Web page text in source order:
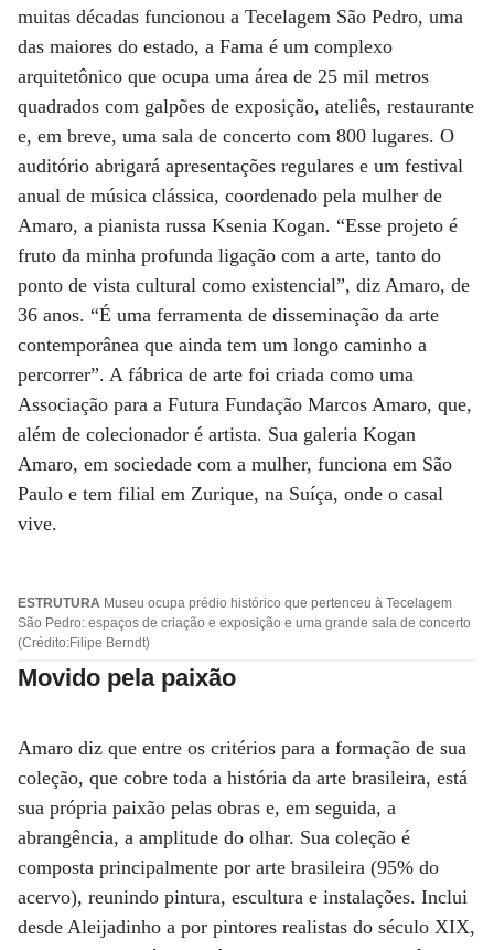
muitas décadas funcionou a Tecelagem São Pedro, uma
das maiores do estado, a Fama é um complexo
arquitetônico que ocupa uma área de 25 mil metros
quadrados com galpões de exposição, ateliês, restaurante
e, em breve, uma sala de concerto com 800 lugares. O
auditório abrigará apresentações regulares e um festival
anual de música clássica, coordenado pela mulher de
Amaro, a pianista russa Ksenia Kogan. “Esse projeto é
fruto da minha profunda ligação com a arte, tanto do
ponto de vista cultural como existencial”, diz Amaro, de
36 anos. “É uma ferramenta de disseminação da arte
contemporânea que ainda tem um longo caminho a
percorrer”. A fábrica de arte foi criada como uma
Associação para a Futura Fundação Marcos Amaro, que,
além de colecionador é artista. Sua galeria Kogan
Amaro, em sociedade com a mulher, funciona em São
Paulo e tem filial em Zurique, na Suíça, onde o casal
vive.
ESTRUTURA Museu ocupa prédio histórico que pertenceu à Tecelagem
São Pedro: espaços de criação e exposição e uma grande sala de concerto
(Crédito:Filipe Berndt)
Movido pela paixão
Amaro diz que entre os critérios para a formação de sua
coleção, que cobre toda a história da arte brasileira, está
sua própria paixão pelas obras e, em seguida, a
abrangência, a amplitude do olhar. Sua coleção é
composta principalmente por arte brasileira (95% do
acervo), reunindo pintura, escultura e instalações. Inclui
desde Aleijadinho a por pintores realistas do século XIX,